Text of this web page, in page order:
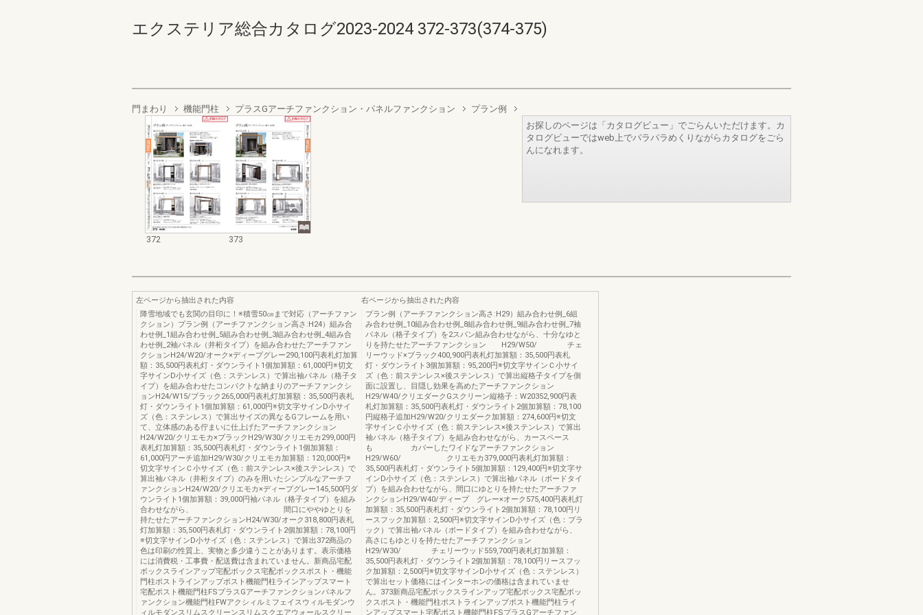
エクステリア総合カタログ2023-2024 372-373(374-375)
門まわり 機能門柱 プラスGアーチファンクション・パネルファンクション プラン例
372 373
お探しのページは「カタログビュー」でごらんいただけます。カ
タログビューではweb上でパラパラめくりながらカタログをごら
んになれます。
左ページから抽出された内容
降雪地域でも玄関の目印に！※積雪50㎝まで対応（アーチファン
クション）プラン例（アーチファンクション高さ:H24）組み合
わせ例_1組み合わせ例_5組み合わせ例_3組み合わせ例_4組み合
わせ例_2袖パネル（井桁タイプ）を組み合わせたアーチファン
クションH24/W20/オーク×ディープグレー290,100円表札灯加算
額：35,500円表札灯・ダウンライト1個加算額：61,000円※切文
字サインD小サイズ（色：ステンレス）で算出袖パネル（格子タ
イプ）を組み合わせたコンパクトな納まりのアーチファンクシ
ョンH24/W15/ブラック265,000円表札灯加算額：35,500円表札
灯・ダウンライト1個加算額：61,000円※切文字サインD小サイ
ズ（色：ステンレス）で算出サイズの異なるGフレームを用い
て、立体感のある佇まいに仕上げたアーチファンクション
H24/W20/クリエモカ×ブラックH29/W30/クリエモカ299,000円
表札灯加算額：35,500円表札灯・ダウンライト1個加算額：
61,000円アーチ追加H29/W30/クリエモカ加算額：120,000円※
切文字サインＣ小サイズ（色：前ステンレス×後ステンレス）で
算出袖パネル（井桁タイプ）のみを用いたシンプルなアーチフ
ァンクションH24/W20/クリエモカ×ディープグレー145,500円ダ
ウンライト1個加算額：39,000円袖パネル（格子タイプ）を組み
合わせながら、 間口にややゆとりを
持たせたアーチファンクションH24/W30/オーク318,800円表札
灯加算額：35,500円表札灯・ダウンライト2個加算額：78,100円
※切文字サインD小サイズ（色：ステンレス）で算出372商品の
色は印刷の性質上、実物と多少違うことがあります。表示価格
には消費税・工事費・配送費は含まれていません。新商品宅配
ボックスラインアップ宅配ボックス宅配ボックスポスト・機能
門柱ポストラインアップポスト機能門柱ラインアップスマート
宅配ポスト機能門柱FSプラスGアーチファンクションパネルフ
ァンクション機能門柱FWアクシィルミフェイスウィルモダンウ
ィルモダンスリムスクリーンスリムスクエアウォールスクリー
右ページから抽出された内容
プラン例（アーチファンクション高さ:H29）組み合わせ例_6組
み合わせ例_10組み合わせ例_8組み合わせ例_9組み合わせ例_7袖
パネル（格子タイプ）を2スパン組み合わせながら、十分なゆと
りを持たせたアーチファンクション H29/W50/ チェ
リーウッド×ブラック400,900円表札灯加算額：35,500円表札
灯・ダウンライト3個加算額：95,200円※切文字サインＣ小サイ
ズ（色：前ステンレス×後ステンレス）で算出縦格子タイプを側
面に設置し、目隠し効果を高めたアーチファンクション
H29/W40/クリエダークGスクリーン縦格子：W20352,900円表
札灯加算額：35,500円表札灯・ダウンライト2個加算額：78,100
円縦格子追加H29/W20/クリエダーク加算額：274,600円※切文
字サインＣ小サイズ（色：前ステンレス×後ステンレス）で算出
袖パネル（格子タイプ）を組み合わせながら、カースペース
も カバーしたワイドなアーチファンクション
H29/W60/ クリエモカ379,000円表札灯加算額：
35,500円表札灯・ダウンライト5個加算額：129,400円※切文字サ
インD小サイズ（色：ステンレス）で算出袖パネル（ボードタイ
プ）を組み合わせながら、間口にゆとりを持たせたアーチファ
ンクションH29/W40/ディープ グレー×オーク575,400円表札灯
加算額：35,500円表札灯・ダウンライト2個加算額：78,100円リ
ースフック加算額：2,500円※切文字サインD小サイズ（色：ブラ
ック）で算出袖パネル（ボードタイプ）を組み合わせながら、
高さにもゆとりを持たせたアーチファンクション
H29/W30/ チェリーウッド559,700円表札灯加算額：
35,500円表札灯・ダウンライト2個加算額：78,100円リースフッ
ク加算額：2,500円※切文字サインD小サイズ（色：ステンレス）
で算出セット価格にはインターホンの価格は含まれていませ
ん。373新商品宅配ボックスラインアップ宅配ボックス宅配ボッ
クスポスト・機能門柱ポストラインアップポスト機能門柱ライ
ンアップスマート宅配ポスト機能門柱FSプラスGアーチファン